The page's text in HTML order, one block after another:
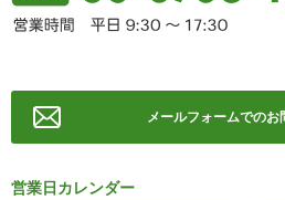
メールフォームでのお
営業日カレンダー